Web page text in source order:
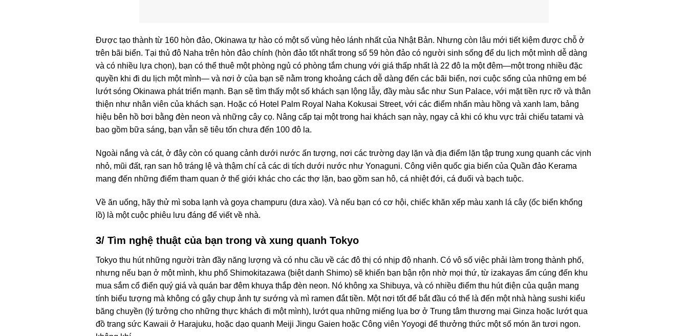
Được tạo thành từ 160 hòn đảo, Okinawa tự hào có một số vùng hẻo lánh nhất của Nhật Bản. Nhưng còn lâu mới tiết kiệm được chỗ ở
trên bãi biển. Tại thủ đô Naha trên hòn đảo chính (hòn đảo tốt nhất trong số 59 hòn đảo có người sinh sống để du lịch một mình dễ dàng
và có nhiều lựa chọn), bạn có thể thuê một phòng ngủ có phòng tắm chung với giá thấp nhất là 22 đô la một đêm—một trong nhiều đặc
quyền khi đi du lịch một mình— và nơi ở của bạn sẽ nằm trong khoảng cách dễ dàng đến các bãi biển, nơi cuộc sống của những em bé
lướt sóng Okinawa phát triển mạnh. Bạn sẽ tìm thấy một số khách sạn lộng lẫy, đầy màu sắc như Sun Palace, với mặt tiền rực rỡ và thân
thiện như nhân viên của khách sạn. Hoặc có Hotel Palm Royal Naha Kokusai Street, với các điểm nhấn màu hồng và xanh lam, bảng
hiệu bên hồ bơi bằng đèn neon và những cây cọ. Nâng cấp tại một trong hai khách sạn này, ngay cả khi có khu vực trải chiếu tatami và
bao gồm bữa sáng, bạn vẫn sẽ tiêu tốn chưa đến 100 đô la.
Ngoài nắng và cát, ở đây còn có quang cảnh dưới nước ấn tượng, nơi các trường dạy lặn và địa điểm lặn tập trung xung quanh các vịnh
nhỏ, mũi đất, rạn san hô tráng lệ và thậm chí cả các di tích dưới nước như Yonaguni. Công viên quốc gia biển của Quần đảo Kerama
mang đến những điểm tham quan ở thế giới khác cho các thợ lặn, bao gồm san hô, cá nhiệt đới, cá đuối và bạch tuộc.
Về ăn uống, hãy thử mì soba lạnh và goya champuru (dưa xào). Và nếu bạn có cơ hội, chiếc khăn xếp màu xanh lá cây (ốc biển khổng
lồ) là một cuộc phiêu lưu đáng để viết về nhà.
3/ Tìm nghệ thuật của bạn trong và xung quanh Tokyo
Tokyo thu hút những người tràn đầy năng lượng và có nhu cầu về các đô thị có nhịp độ nhanh. Có vô số việc phải làm trong thành phố,
nhưng nếu bạn ở một mình, khu phố Shimokitazawa (biệt danh Shimo) sẽ khiến bạn bận rộn nhờ mọi thứ, từ izakayas ấm cúng đến khu
mua sắm cổ điển quý giá và quán bar đêm khuya thắp đèn neon. Nó không xa Shibuya, và có nhiều điểm thu hút điện của quận mang
tính biểu tượng mà không có gậy chụp ảnh tự sướng và mì ramen đắt tiền. Một nơi tốt để bắt đầu có thể là đến một nhà hàng sushi kiểu
băng chuyền (lý tưởng cho những thực khách đi một mình), lướt qua những miếng lụa bơ ở Trung tâm thương mại Ginza hoặc lướt qua
đồ trang sức Kawaii ở Harajuku, hoặc dạo quanh Meiji Jingu Gaien hoặc Công viên Yoyogi để thưởng thức một số món ăn tươi ngon.